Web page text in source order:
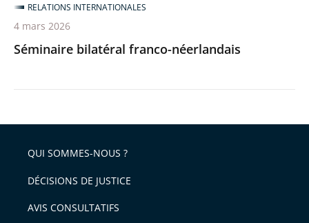
Séminaire bilatéral franco-néerlandais
RELATIONS INTERNATIONALES
4 mars 2026
QUI SOMMES-NOUS ?
DÉCISIONS DE JUSTICE
AVIS CONSULTATIFS